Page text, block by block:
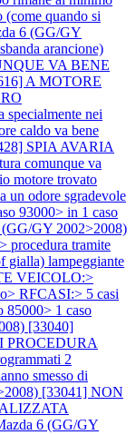
(come quando si
6 (GG/GY
arancione)
VA BENE
A MOTORE
nei
caldo va bene
SPIA AVARIA
comunque va
motore trovato
un odore sgradevole
93000> in 1 caso
GY 2002>2008)
tramite
gialla) lampeggiante
VEICOLO:>
RFCASI:> 5 casi
85000> 1 caso
[33040]
2
smesso di
[33041] NON
6 (GG/GY